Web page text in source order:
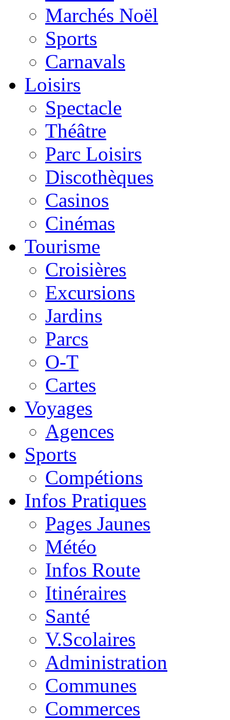
Marchés Noël
Sports
Carnavals
Loisirs
Spectacle
Théâtre
Parc Loisirs
Discothèques
Casinos
Cinémas
Tourisme
Croisières
Excursions
Jardins
Parcs
O-T
Cartes
Voyages
Agences
Sports
Compétions
Infos Pratiques
Pages Jaunes
Météo
Infos Route
Itinéraires
Santé
V.Scolaires
Administration
Communes
Commerces